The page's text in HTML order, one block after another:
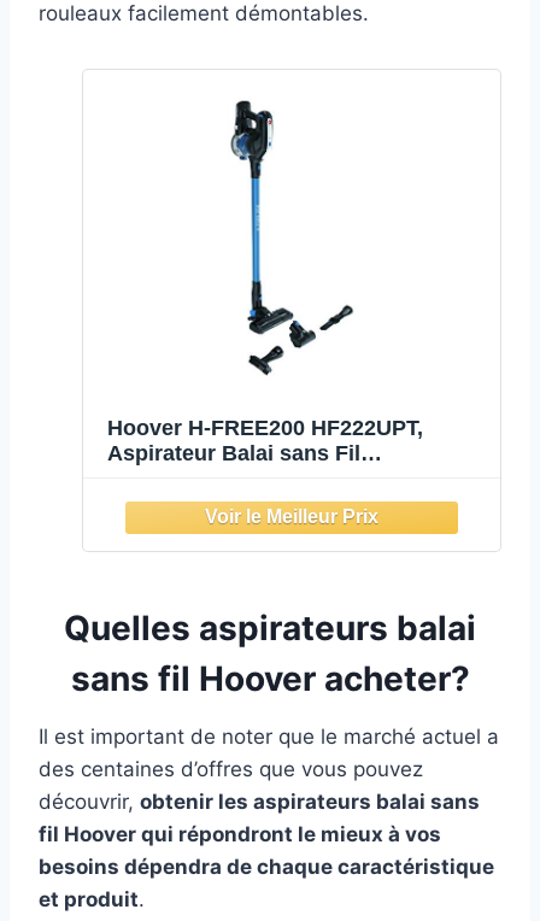
rouleaux facilement démontables.
Hoover H-FREE200 HF222UPT,
Aspirateur Balai sans Fil
Autonomie 40 Min, Eclairage LED,
Ultra Leger 2,3kg, Position Parking,
Brosse Spécial Poils Animaux + E
Quelles aspirateurs balai
sans fil Hoover acheter?
Il est important de noter que le marché actuel a
des centaines d’offres que vous pouvez
découvrir, obtenir les aspirateurs balai sans
fil Hoover qui répondront le mieux à vos
besoins dépendra de chaque caractéristique
et produit.